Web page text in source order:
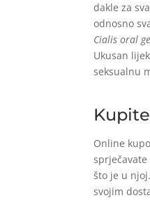
dakle za
odnosno
Cialis oral
Ukusan
seksualnu
Online
što je u
svojim